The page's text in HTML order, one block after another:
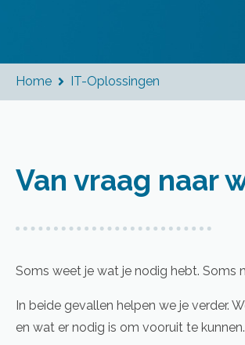
Home  IT-Oplossingen
Van vraag naar
Soms weet je wat je nodig hebt. Soms
In beide gevallen helpen we je verder.
en wat er nodig is om vooruit te